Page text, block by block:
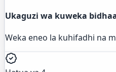
Ukaguzi wa kuweka
Weka eneo la kuhifadhi na